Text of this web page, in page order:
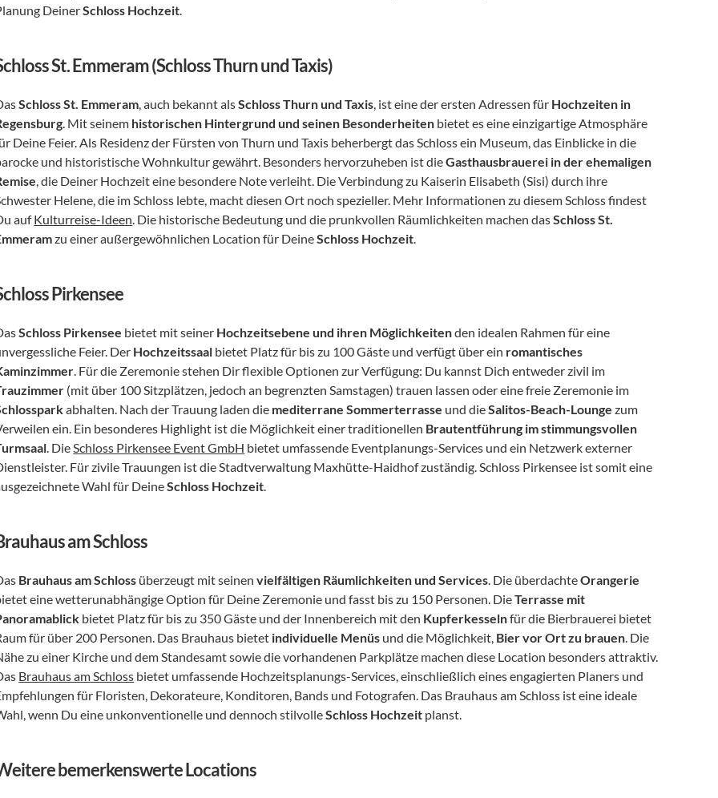
Deiner Schloss Hochzeit.
St. Emmeram (Schloss Thurn und Taxis)
Schloss St. Emmeram, auch bekannt als Schloss Thurn und Taxis, ist eine der ersten Adressen für Hochzeiten in
. Mit seinem historischen Hintergrund und seinen Besonderheiten bietet es eine einzigartige Atmosphäre
Deine Feier. Als Residenz der Fürsten von Thurn und Taxis beherbergt das Schloss ein Museum, das Einblicke in die
und historistische Wohnkultur gewährt. Besonders hervorzuheben ist die Gasthausbrauerei in der ehemaligen
, die Deiner Hochzeit eine besondere Note verleiht. Die Verbindung zu Kaiserin Elisabeth (Sisi) durch ihre
Helene, die im Schloss lebte, macht diesen Ort noch spezieller. Mehr Informationen zu diesem Schloss findest
auf Kulturreise-Ideen. Die historische Bedeutung und die prunkvollen Räumlichkeiten machen das Schloss St.
zu einer außergewöhnlichen Location für Deine Schloss Hochzeit.
Pirkensee
Schloss Pirkensee bietet mit seiner Hochzeitsebene und ihren Möglichkeiten den idealen Rahmen für eine
Feier. Der Hochzeitssaal bietet Platz für bis zu 100 Gäste und verfügt über ein romantisches
abhalten. Nach der Trauung laden die mediterrane Sommerterrasse und die Salitos-Beach-Lounge zum
ein. Ein besonderes Highlight ist die Möglichkeit einer traditionellen Brautentführung im stimmungsvollen
. Die Schloss Pirkensee Event GmbH bietet umfassende Eventplanungs-Services und ein Netzwerk externer
Für zivile Trauungen ist die Stadtverwaltung Maxhütte-Haidhof zuständig. Schloss Pirkensee ist somit eine
Wahl für Deine Schloss Hochzeit.
am Schloss
Brauhaus am Schloss überzeugt mit seinen vielfältigen Räumlichkeiten und Services. Die überdachte Orangerie
eine wetterunabhängige Option für Deine Zeremonie und fasst bis zu 150 Personen. Die Terrasse mit
bietet Platz für bis zu 350 Gäste und der Innenbereich mit den Kupferkesseln für die Bierbrauerei bietet
für über 200 Personen. Das Brauhaus bietet individuelle Menüs und die Möglichkeit, Bier vor Ort zu brauen. Die
zu einer Kirche und dem Standesamt sowie die vorhandenen Parkplätze machen diese Location besonders attraktiv.
Brauhaus am Schloss bietet umfassende Hochzeitsplanungs-Services, einschließlich eines engagierten Planers und
für Floristen, Dekorateure, Konditoren, Bands und Fotografen. Das Brauhaus am Schloss ist eine ideale
wenn Du eine unkonventionelle und dennoch stilvolle Schloss Hochzeit planst.
bemerkenswerte Locations